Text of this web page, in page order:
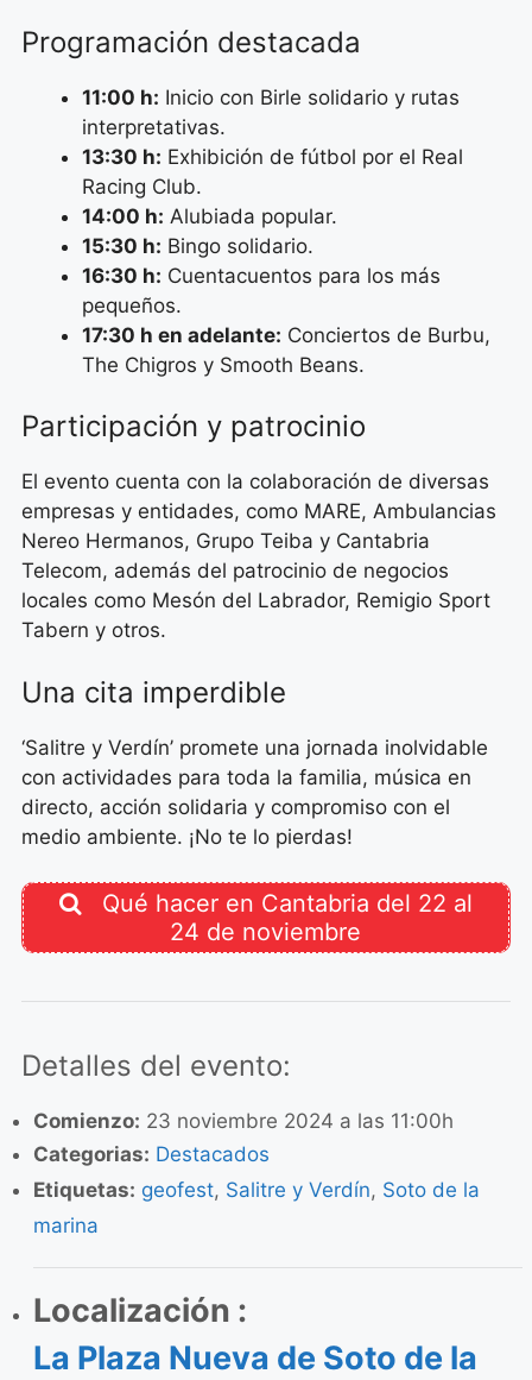
Programación destacada
11:00 h: Inicio con Birle solidario y rutas
interpretativas.
13:30 h: Exhibición de fútbol por el Real
Racing Club.
14:00 h: Alubiada popular.
15:30 h: Bingo solidario.
16:30 h: Cuentacuentos para los más
pequeños.
17:30 h en adelante: Conciertos de Burbu,
The Chigros y Smooth Beans.
Participación y patrocinio
El evento cuenta con la colaboración de diversas
empresas y entidades, como MARE, Ambulancias
Nereo Hermanos, Grupo Teiba y Cantabria
Telecom, además del patrocinio de negocios
locales como Mesón del Labrador, Remigio Sport
Tabern y otros.
Una cita imperdible
‘Salitre y Verdín’ promete una jornada inolvidable
con actividades para toda la familia, música en
directo, acción solidaria y compromiso con el
medio ambiente. ¡No te lo pierdas!
Qué hacer en Cantabria del 22 al
24 de noviembre
Detalles del evento:
Comienzo: 23 noviembre 2024 a las 11:00h
Categorias: Destacados
Etiquetas: geofest, Salitre y Verdín, Soto de la
marina
Localización :
La Plaza Nueva de Soto de la